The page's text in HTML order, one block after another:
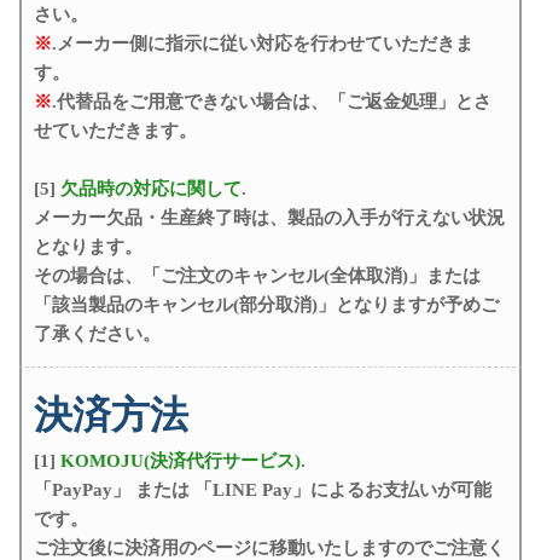
さい。
※.メーカー側に指示に従い対応を行わせていただきま
す。
※.代替品をご用意できない場合は、「ご返金処理」とさ
せていただきます。
[5] 欠品時の対応に関して.
メーカー欠品・生産終了時は、製品の入手が行えない状況
となります。
その場合は、「ご注文のキャンセル(全体取消)」または
「該当製品のキャンセル(部分取消)」となりますが予めご
了承ください。
決済方法
[1] KOMOJU(決済代行サービス).
「PayPay」 または 「LINE Pay」によるお支払いが可能
です。
ご注文後に決済用のページに移動いたしますのでご注意く